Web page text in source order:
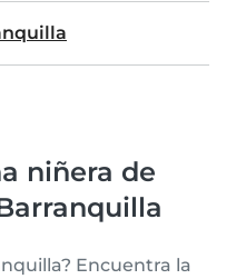
niñera de
Encuentra la